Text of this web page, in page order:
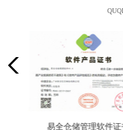
软件产品证明函